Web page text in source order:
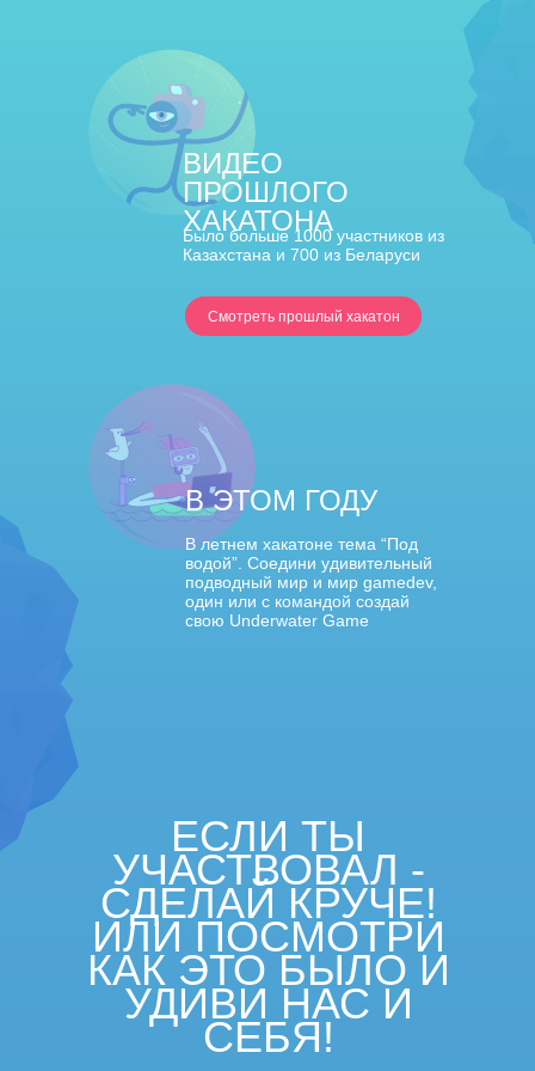
ВИДЕО
ПРОШЛОГО
ХАКАТОНА
В ЭТОМ ГОДУ
Было больше 1000 участников из
Казахстана и 700 из Беларуси
В летнем хакатоне тема “Под
водой”. Соедини удивительный
подводный мир и мир gamedev,
один или с командой создай
свою Underwater Game
Смотреть прошлый хакатон
ЕСЛИ ТЫ
УЧАСТВОВАЛ -
СДЕЛАЙ КРУЧЕ!
ИЛИ ПОСМОТРИ
КАК ЭТО БЫЛО И
УДИВИ НАС И
СЕБЯ!